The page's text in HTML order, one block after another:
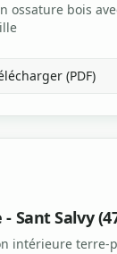
ossature bois
(PDF)
Sant Salvy
intérieure terre-